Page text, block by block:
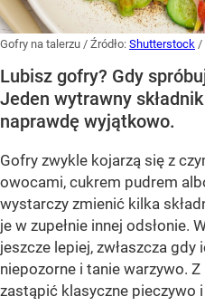
Gofry na talerzu / Źródło: Shutterstock /
Lubisz gofry? Gdy
Jeden wytrawny
naprawdę wyjątkowo.
Gofry zwykle kojarzą się z
owocami, cukrem pudrem
wystarczy zmienić kilka
je w zupełnie innej odsłonie.
jeszcze lepiej, zwłaszcza gdy
niepozorne i tanie warzywo.
zastąpić klasyczne pieczywo